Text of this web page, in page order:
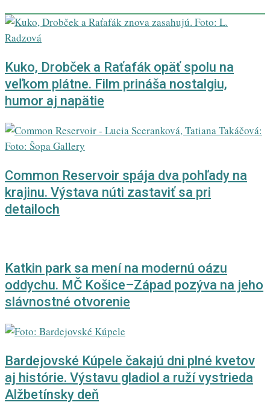
Kuko, Drobček a Raťafák opäť spolu na
veľkom plátne. Film prináša nostalgiu,
humor aj napätie
Common Reservoir spája dva pohľady na
krajinu. Výstava núti zastaviť sa pri
detailoch
Katkin park sa mení na modernú oázu
oddychu. MČ Košice–Západ pozýva na jeho
slávnostné otvorenie
Bardejovské Kúpele čakajú dni plné kvetov
aj histórie. Výstavu gladiol a ruží vystrieda
Alžbetínsky deň